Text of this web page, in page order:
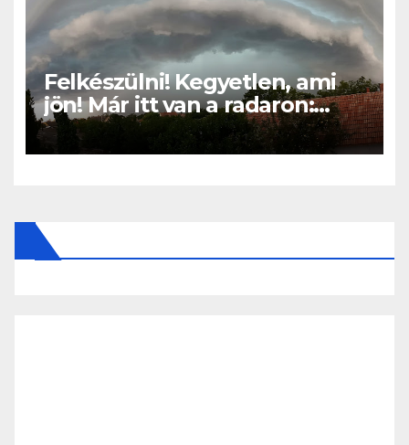
Felkészülni! Kegyetlen, ami
jön! Már itt van a radaron:
Viharos széllel és jégesővel
szakad rá a pokol ERRE az 5